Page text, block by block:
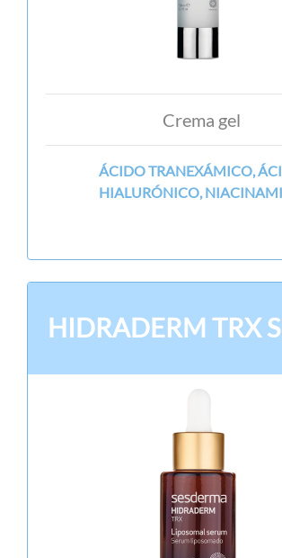
Crema gel
ÁCIDO TRANEXÁMICO,
HIALURÓNICO,
HIDRADERM TRX